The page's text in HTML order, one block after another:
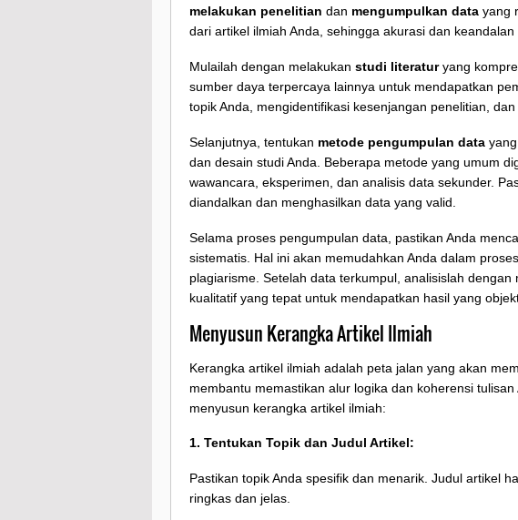
melakukan penelitian dan mengumpulkan data yang
dari artikel ilmiah Anda, sehingga akurasi dan
Mulailah dengan melakukan studi literaturyang
sumber daya terpercaya lainnya untuk mendapatkan
topik Anda, mengidentifikasi kesenjangan penelitian,
Selanjutnya, tentukan metode pengumpulan data
dan desain studi Anda. Beberapa metode yang umum
wawancara, eksperimen, dan analisis data sekunder.
diandalkan dan menghasilkan data yang valid.
Selama proses pengumpulan data, pastikan Anda
sistematis. Hal ini akan memudahkan Anda dalam
plagiarisme. Setelah data terkumpul, analisislah
kualitatif yang tepat untuk mendapatkan hasil yang
Menyusun Kerangka Artikel Ilmiah
Kerangka artikel ilmiah adalah peta jalan yang akan
membantu memastikan alur logika dan koherensi
menyusun kerangka artikel ilmiah:
1. Tentukan Topik dan Judul Artikel:
Pastikan topik Anda spesifik dan menarik. Judul artikel
ringkas dan jelas.